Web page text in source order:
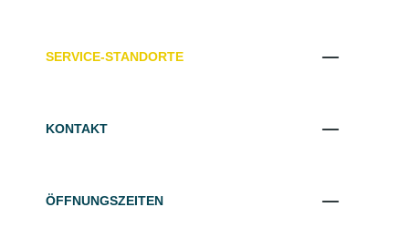
SERVICE-STANDORTE
KONTAKT
ÖFFNUNGSZEITEN